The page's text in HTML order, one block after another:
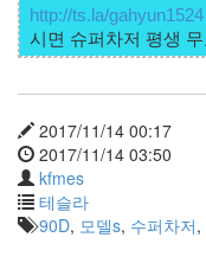
http://ts.la/gahyun1524
2017/11/14 00:17
2017/11/14 03:50
kfmes
테슬라
90D, 모델s, 수퍼차저,